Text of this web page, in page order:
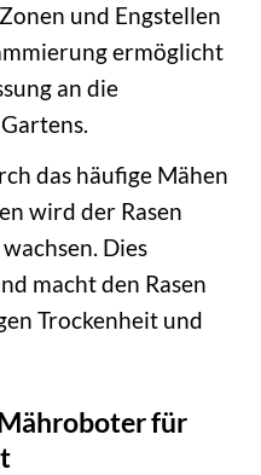
und Engstellen
ermöglicht
an die
das häufige Mähen
wird der Rasen
Dies
macht den Rasen
Trockenheit und
für